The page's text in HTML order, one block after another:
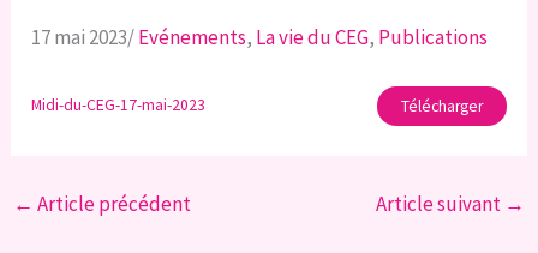
17 mai 2023/Evénements, La vie du CEG, Publications
Midi-du-CEG-17-mai-2023 Télécharger
← Article précédent Article suivant →